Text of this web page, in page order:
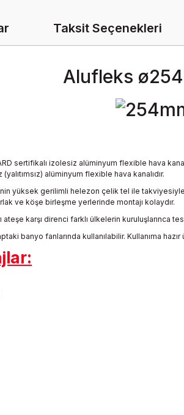
Taksit Seçenekleri
Alufleks
sertifikalı izolesiz alüminyum flexible hava
alüminyum flexible hava kanalıdır.
yüksek gerilimli helezon çelik tel ile
ve köşe birleşme yerlerinde montajı kolaydır.
karşı direnci farklı ülkelerin kuruluşlarınca
banyo fanlarında kullanılabilir. Kullanıma hazır